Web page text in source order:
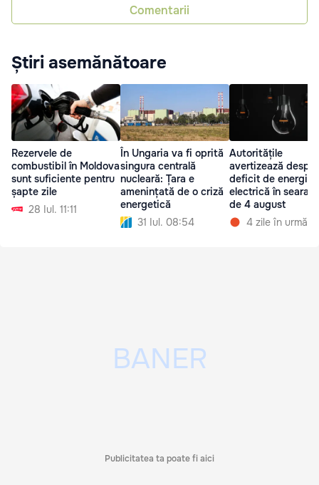
Comentarii
Știri asemănătoare
Rezervele de
combustibil în Moldova
sunt suficiente pentru
șapte zile
28 Iul. 11:11
În Ungaria va fi oprită
singura centrală
nucleară: Țara e
amenințată de o criză
energetică
31 Iul. 08:54
Autoritățile
avertizează
deficit de energie
electrică în seara
de 4 august
4 zile în urmă
Publicitatea ta poate fi aici